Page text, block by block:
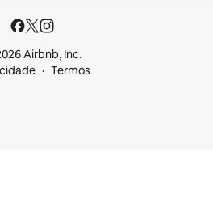
Airbnb, Inc.
Termos